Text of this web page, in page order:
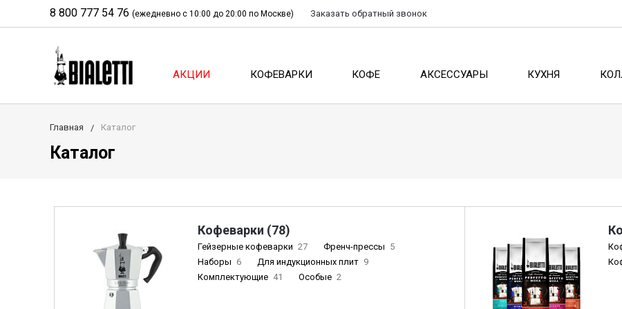
8 800 777 54 76 (ежедневно с 10:00 до 20:00 по Москве) Заказать обратный звонок
АКЦИИ КОФЕВАРКИ КОФЕ АКСЕССУАРЫ КУХНЯ
Главная Каталог
Каталог
Кофеварки (78)
Гейзерные кофеварки 27 Френч-прессы 5
Наборы 6 Для индукционных плит 9
Комплектующие 41 Особые 2